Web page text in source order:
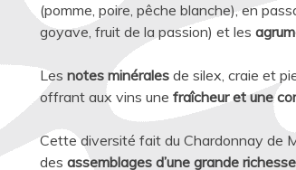
(pomme, poire, pêche blanche), en
goyave, fruit de la passion) et les
Les notes minérales de silex, craie et
offrant aux vins une fraîcheur et une
Cette diversité fait du Chardonnay de
des assemblages d’une grande